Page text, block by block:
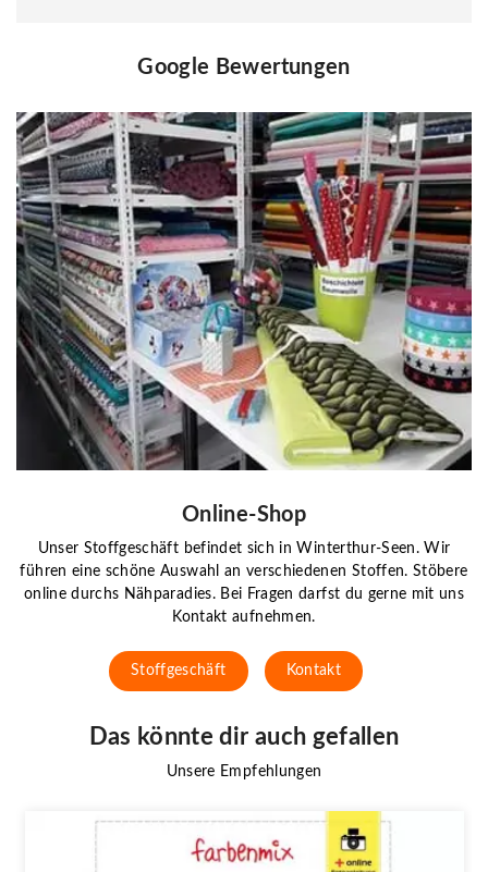
Google Bewertungen
Online-Shop
Unser Stoffgeschäft befindet sich in Winterthur-Seen. Wir
führen eine schöne Auswahl an verschiedenen Stoffen. Stöbere
online durchs Nähparadies. Bei Fragen darfst du gerne mit uns
Kontakt aufnehmen.
Stoffgeschäft Kontakt
Das könnte dir auch gefallen
Unsere Empfehlungen